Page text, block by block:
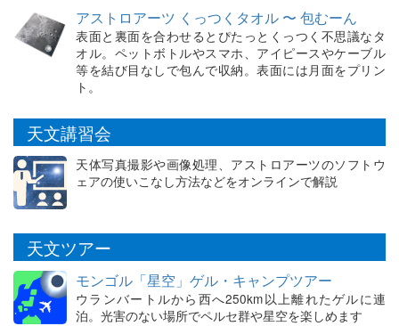
アストロアーツ くっつくタオル 〜 包むーん
表面と裏面を合わせるとぴたっとくっつく不思議なタ
オル。ペットボトルやスマホ、アイピースやケーブル
等を結び目なしで包んで収納。表面には月面をプリン
ト。
天文講習会
天体写真撮影や画像処理、アストロアーツのソフトウ
ェアの使いこなし方法などをオンラインで解説
天文ツアー
モンゴル「星空」ゲル・キャンプツアー
ウランバートルから西へ250km以上離れたゲルに連
泊。光害のない場所でペルセ群や星空を楽しめます